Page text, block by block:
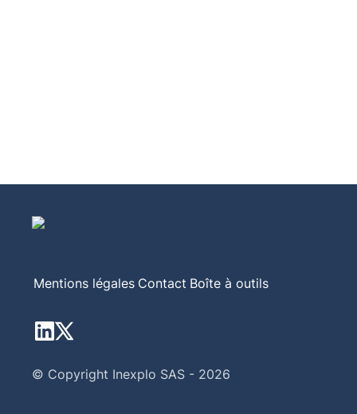
Mentions légales Contact Boîte à outils
© Copyright Inexplo SAS - 2026